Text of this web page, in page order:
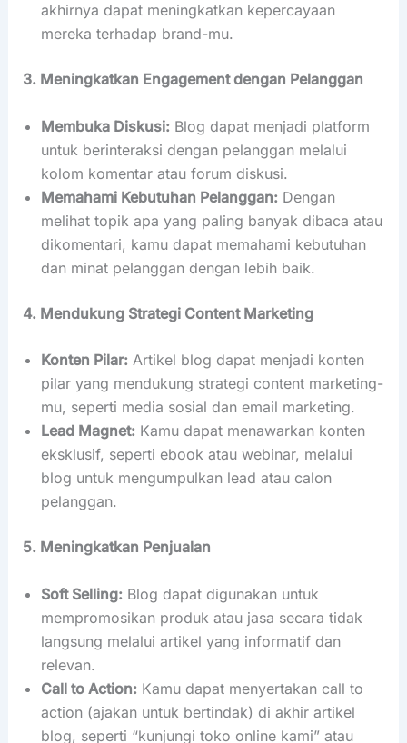
akhirnya dapat meningkatkan kepercayaan
mereka terhadap brand-mu.
3. Meningkatkan Engagement dengan Pelanggan
Membuka Diskusi: Blog dapat menjadi platform
untuk berinteraksi dengan pelanggan melalui
kolom komentar atau forum diskusi.
Memahami Kebutuhan Pelanggan: Dengan
melihat topik apa yang paling banyak dibaca atau
dikomentari, kamu dapat memahami kebutuhan
dan minat pelanggan dengan lebih baik.
4. Mendukung Strategi Content Marketing
Konten Pilar: Artikel blog dapat menjadi konten
pilar yang mendukung strategi content marketing-
mu, seperti media sosial dan email marketing.
Lead Magnet: Kamu dapat menawarkan konten
eksklusif, seperti ebook atau webinar, melalui
blog untuk mengumpulkan lead atau calon
pelanggan.
5. Meningkatkan Penjualan
Soft Selling: Blog dapat digunakan untuk
mempromosikan produk atau jasa secara tidak
langsung melalui artikel yang informatif dan
relevan.
Call to Action: Kamu dapat menyertakan call to
action (ajakan untuk bertindak) di akhir artikel
blog, seperti “kunjungi toko online kami” atau